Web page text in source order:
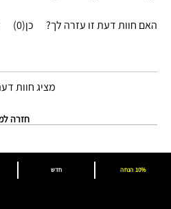
האם חוות דעת זו עזרה לך? 0
מציג חוות
חזרה
חדש 10% הנחה